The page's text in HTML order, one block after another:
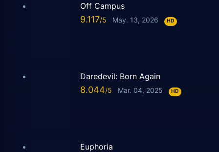
Off Campus
9.117 May. 13, 2026 HD
Daredevil: Born Again
8.044 Mar. 04, 2025 HD
Euphoria